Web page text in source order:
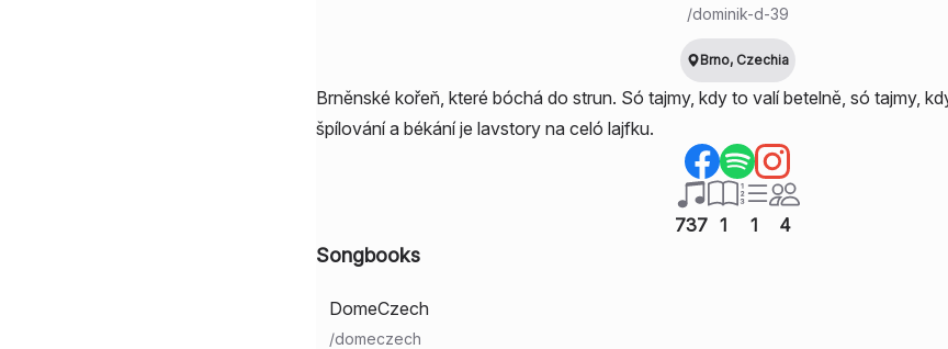
/dominik-d-39
Brno, Czechia
Brněnské kořeň, které bóchá do strun. Só tajmy, kdy to valí betelně, só tajmy,
špílování a békání je lavstory na celó lajfku.
737 1 1 4
Songbooks
DomeCzech
/domeczech